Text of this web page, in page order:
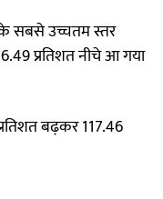
उच्चतम स्तर
प्रतिशत नीचे आ गया
बढ़कर 117.46